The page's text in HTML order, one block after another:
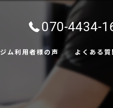
070-4434-
ジム利用者様の声 よくある質